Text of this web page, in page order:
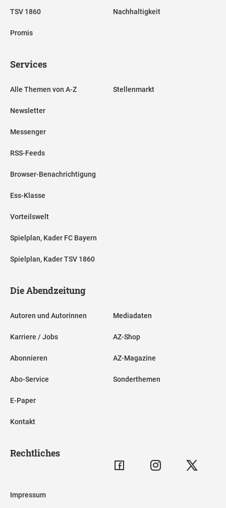
TSV 1860
Promis
Nachhaltigkeit
Services
Alle Themen von A-Z
Newsletter
Messenger
RSS-Feeds
Browser-Benachrichtigung
Ess-Klasse
Vorteilswelt
Spielplan, Kader FC Bayern
Spielplan, Kader TSV 1860
Stellenmarkt
Die Abendzeitung
Autoren und Autorinnen
Karriere / Jobs
Abonnieren
Abo-Service
E-Paper
Kontakt
Mediadaten
AZ-Shop
AZ-Magazine
Sonderthemen
Rechtliches
Impressum